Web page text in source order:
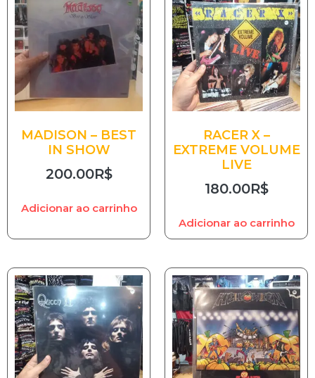
MADISON – BEST
IN SHOW
200.00R$
Adicionar ao carrinho
RACER X –
EXTREME VOLUME
LIVE
180.00R$
Adicionar ao carrinho